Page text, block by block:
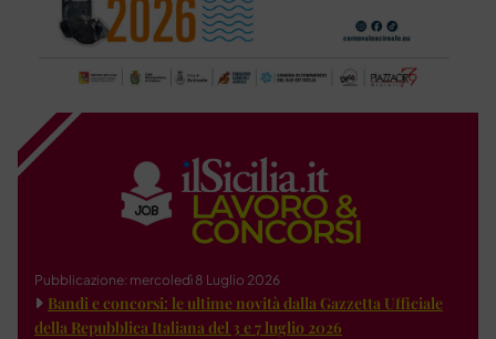
Pubblicazione: mercoledì 8 Luglio 2026
Bandi e concorsi: le ultime novità dalla Gazzetta Ufficiale
della Repubblica Italiana del 3 e 7 luglio 2026